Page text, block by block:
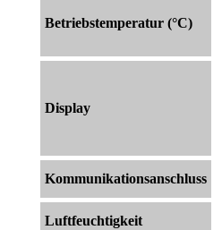
Betriebstemperatur (°C)
Display
Kommunikationsanschluss
Luftfeuchtigkeit